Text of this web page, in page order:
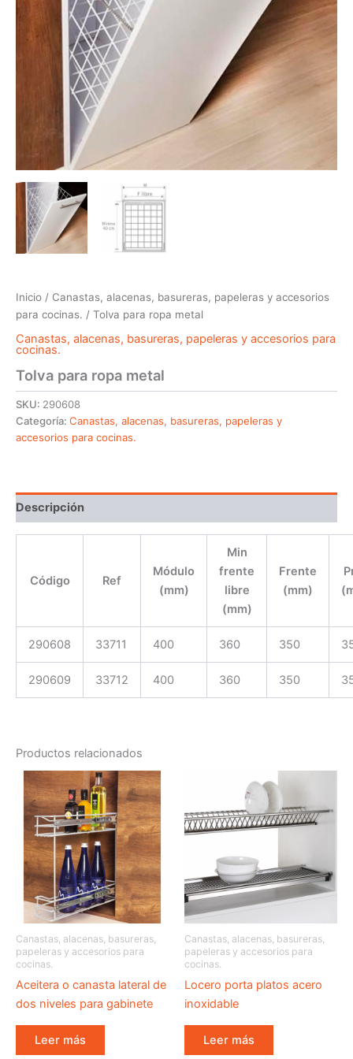
Inicio / Canastas, alacenas, basureras, papeleras y accesorios
para cocinas. / Tolva para ropa metal
Canastas, alacenas, basureras, papeleras y accesorios para
cocinas.
Tolva para ropa metal
SKU: 290608
Categoría: Canastas, alacenas, basureras, papeleras y
accesorios para cocinas.
Descripción
Código Ref
Módulo
(mm)
Min
frente
libre
(mm)
Frente
(mm)
290608 33711 400 360 350
290609 33712 400 360 350
Productos relacionados
Canastas, alacenas, basureras,
papeleras y accesorios para
cocinas.
Aceitera o canasta lateral de
dos niveles para gabinete
Leer más
Canastas, alacenas, basureras,
papeleras y accesorios para
cocinas.
Locero porta platos acero
inoxidable
Leer más